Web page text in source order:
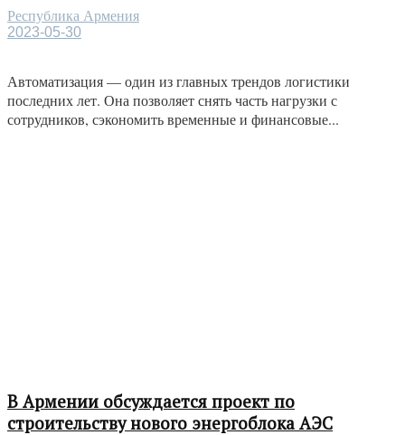
Республика Армения
2023-05-30
Автоматизация — один из главных трендов логистики
последних лет. Она позволяет снять часть нагрузки с
сотрудников, сэкономить временные и финансовые...
В Армении обсуждается проект по
строительству нового энергоблока АЭС